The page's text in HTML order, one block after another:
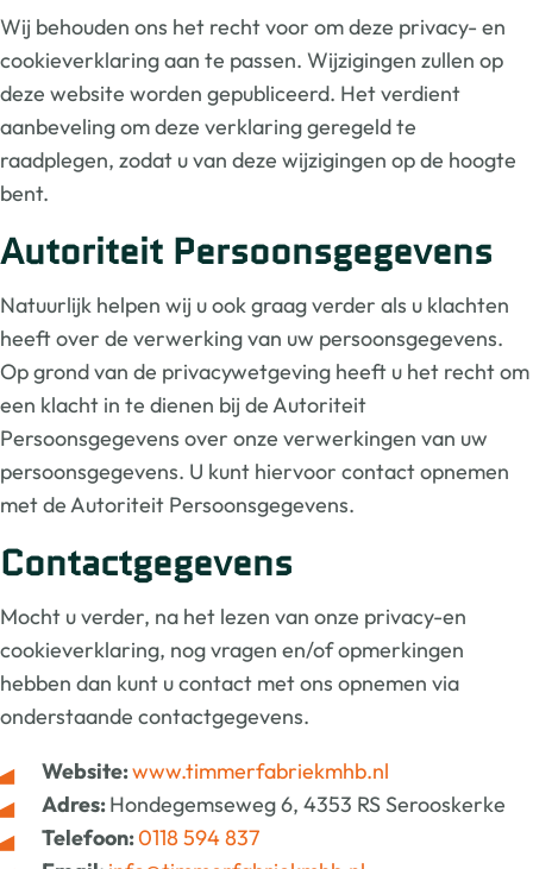
Wij behouden ons het recht voor om deze privacy- en
cookieverklaring aan te passen. Wijzigingen zullen op
deze website worden gepubliceerd. Het verdient
aanbeveling om deze verklaring geregeld te
raadplegen, zodat u van deze wijzigingen op de hoogte
bent.
Autoriteit Persoonsgegevens
Natuurlijk helpen wij u ook graag verder als u klachten
heeft over de verwerking van uw persoonsgegevens.
Op grond van de privacywetgeving heeft u het recht om
een klacht in te dienen bij de Autoriteit
Persoonsgegevens over onze verwerkingen van uw
persoonsgegevens. U kunt hiervoor contact opnemen
met de Autoriteit Persoonsgegevens.
Contactgegevens
Mocht u verder, na het lezen van onze privacy-en
cookieverklaring, nog vragen en/of opmerkingen
hebben dan kunt u contact met ons opnemen via
onderstaande contactgegevens.
Website:www.timmerfabriekmhb.nl
Adres:Hondegemseweg 6, 4353 RS Serooskerke
Telefoon:0118 594 837